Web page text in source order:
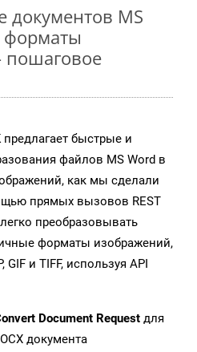
документов MS
форматы
предлагает быстрые и
файлов MS Word в
как мы сделали
прямых вызовов REST
преобразовывать
форматы изображений,
GIF и TIFF, используя API
Document Request для
документа